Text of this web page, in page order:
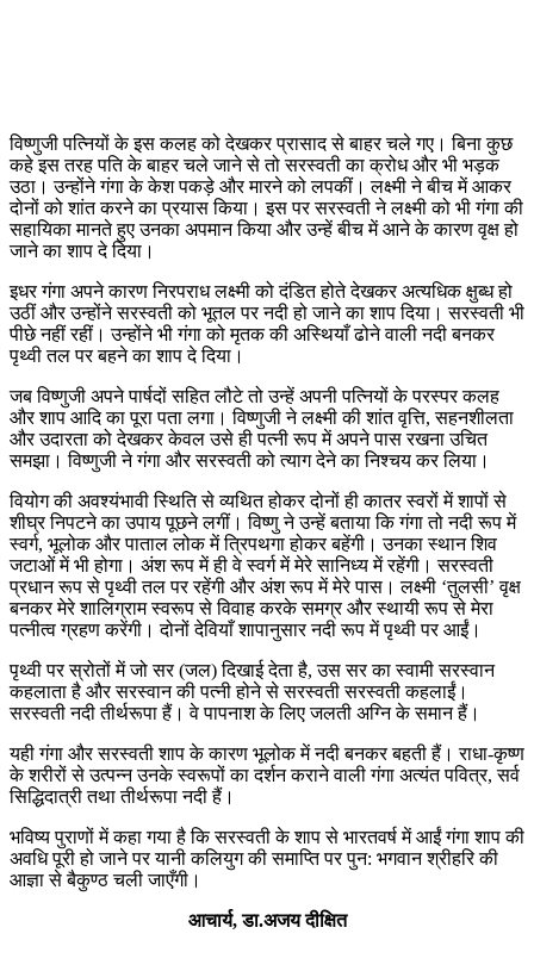
विष्णुजी पत्नियों के इस कलह को देखकर प्रासाद से बाहर चले गए। बिना कुछ
कहे इस तरह पति के बाहर चले जाने से तो सरस्वती का क्रोध और भी भड़क
उठा। उन्होंने गंगा के केश पकड़े और मारने को लपकीं। लक्ष्मी ने बीच में आकर
दोनों को शांत करने का प्रयास किया। इस पर सरस्वती ने लक्ष्मी को भी गंगा की
सहायिका मानते हुए उनका अपमान किया और उन्हें बीच में आने के कारण वृक्ष हो
जाने का शाप दे दिया।
इधर गंगा अपने कारण निरपराध लक्ष्मी को दंडित होते देखकर अत्यधिक क्षुब्ध हो
उठीं और उन्होंने सरस्वती को भूतल पर नदी हो जाने का शाप दिया। सरस्वती भी
पीछे नहीं रहीं। उन्होंने भी गंगा को मृतक की अस्थियाँ ढोने वाली नदी बनकर
पृथ्वी तल पर बहने का शाप दे दिया।
जब विष्णुजी अपने पार्षदों सहित लौटे तो उन्हें अपनी पत्नियों के परस्पर कलह
और शाप आदि का पूरा पता लगा। विष्णुजी ने लक्ष्मी की शांत वृत्ति, सहनशीलता
और उदारता को देखकर केवल उसे ही पत्नी रूप में अपने पास रखना उचित
समझा। विष्णुजी ने गंगा और सरस्वती को त्याग देने का निश्चय कर लिया।
वियोग की अवश्यंभावी स्थिति से व्यथित होकर दोनों ही कातर स्वरों में शापों से
शीघ्र निपटने का उपाय पूछने लगीं। विष्णु ने उन्हें बताया कि गंगा तो नदी रूप में
स्वर्ग, भूलोक और पाताल लोक में त्रिपथगा होकर बहेंगी। उनका स्थान शिव
जटाओं में भी होगा। अंश रूप में ही वे स्वर्ग में मेरे सानिध्य में रहेंगी। सरस्वती
प्रधान रूप से पृथ्वी तल पर रहेंगी और अंश रूप में मेरे पास। लक्ष्मी ‘तुलसी’ वृक्ष
बनकर मेरे शालिग्राम स्वरूप से विवाह करके समग्र और स्थायी रूप से मेरा
पत्नीत्व ग्रहण करेंगी। दोनों देवियाँ शापानुसार नदी रूप में पृथ्वी पर आईं।
पृथ्वी पर स्रोतों में जो सर (जल) दिखाई देता है, उस सर का स्वामी सरस्वान
कहलाता है और सरस्वान की पत्नी होने से सरस्वती सरस्वती कहलाईं।
सरस्वती नदी तीर्थरूपा हैं। वे पापनाश के लिए जलती अग्नि के समान हैं।
यही गंगा और सरस्वती शाप के कारण भूलोक में नदी बनकर बहती हैं। राधा-कृष्ण
के शरीरों से उत्पन्न उनके स्वरूपों का दर्शन कराने वाली गंगा अत्यंत पवित्र, सर्व
सिद्धिदात्री तथा तीर्थरूपा नदी हैं।
भविष्य पुराणों में कहा गया है कि सरस्वती के शाप से भारतवर्ष में आईं गंगा शाप की
अवधि पूरी हो जाने पर यानी कलियुग की समाप्ति पर पुन: भगवान श्रीहरि की
आज्ञा से बैकुण्ठ चली जाएँगी।
आचार्य, डा.अजय दीक्षित